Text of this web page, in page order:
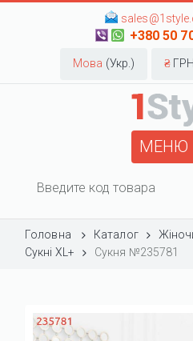
+380 50
Мова (Укр.) ₴ ГРН
МЕНЮ
Головна Каталог
Сукні XL+
Сукня №235781